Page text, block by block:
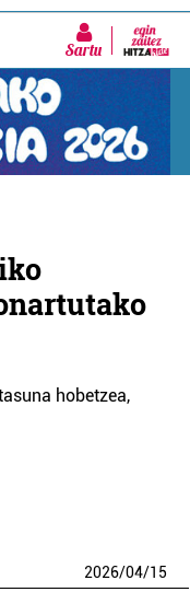
Sartu
hobetzea,
2026/04/15